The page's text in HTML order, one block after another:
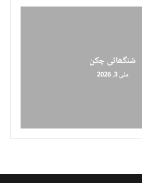
شنگھائی چکن
مئی 3, 2026